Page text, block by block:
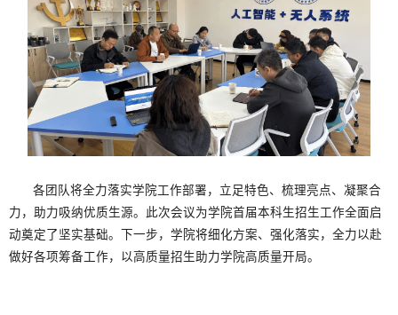
各团队将全力落实学院工作部署，立足特色、梳理亮点、凝聚合
力，助力吸纳优质生源。此次会议为学院首届本科生招生工作全面启
动奠定了坚实基础。下一步，学院将细化方案、强化落实，全力以赴
做好各项筹备工作，以高质量招生助力学院高质量开局。